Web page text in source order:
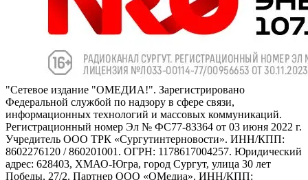
"Сетевое издание "ОМЕДИА!". Зарегистрировано
Федеральной службой по надзору в сфере связи,
информационных технологий и массовых коммуникаций.
Регистрационный номер Эл № ФС77-83364 от 03 июня 2022 г.
Учредитель ООО ТРК «Сургутинтерновости». ИНН/КПП:
8602276120 / 860201001. ОГРН: 1178617004257. Юридический
адрес: 628403, ХМАО-Югра, город Сургут, улица 30 лет
Победы, 27/2. Партнер ООО «ОМедиа». ИНН/КПП: